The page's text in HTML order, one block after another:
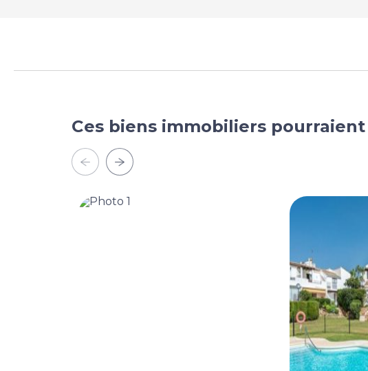
Ces biens immobiliers